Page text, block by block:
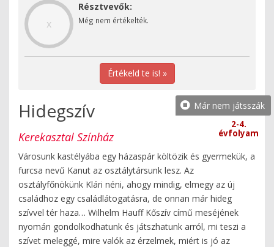
x
Résztvevők:
Még nem értékelték.
Értékeld te is! »
Hidegszív
Kerekasztal Színház
Városunk kastélyába egy házaspár költözik és gyermekük, a
furcsa nevű Kanut az osztálytársunk lesz. Az
osztályfőnökünk Klári néni, ahogy mindig, elmegy az új
családhoz egy családlátogatásra, de onnan már hideg
szívvel tér haza… Wilhelm Hauff Kőszív című meséjének
nyomán gondolkodhatunk és játszhatunk arról, mi teszi a
szívet meleggé, mire valók az érzelmek, miért is jó az
Már nem játsszák
2-4.
évfolyam